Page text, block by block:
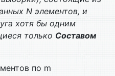
N элементов, и
хотя бы одним
только Составом
по m